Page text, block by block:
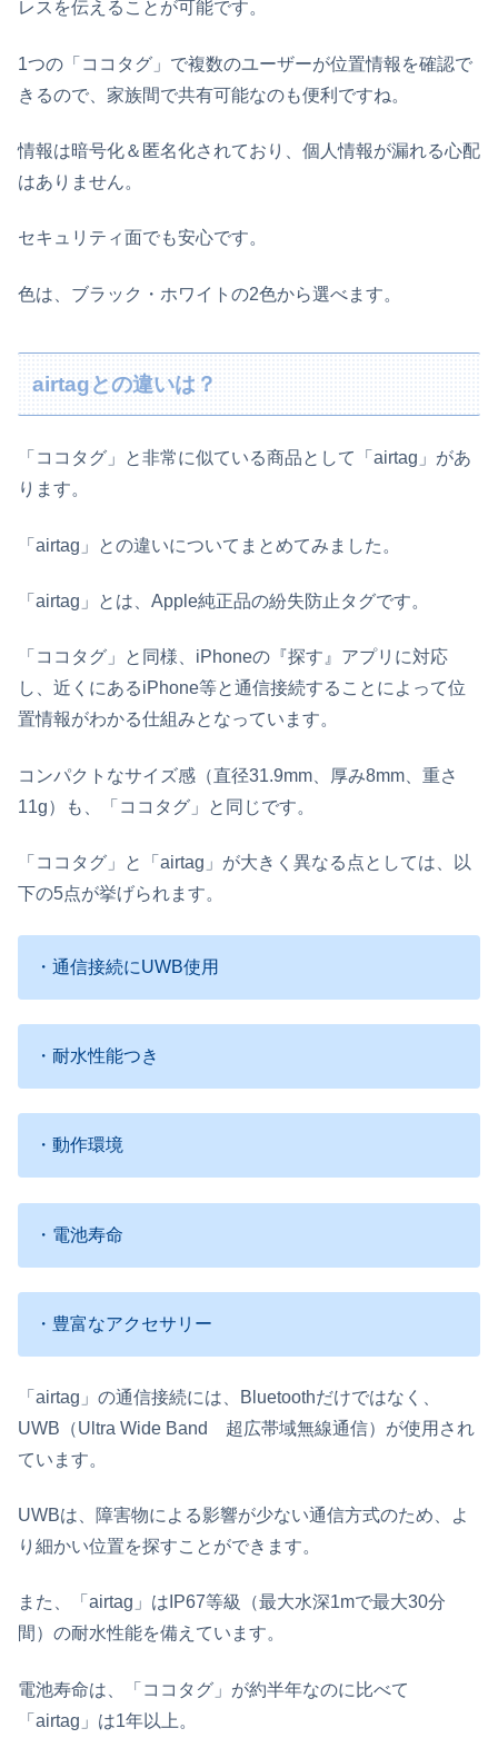
レスを伝えることが可能です。
1つの「ココタグ」で複数のユーザーが位置情報を確認で
きるので、家族間で共有可能なのも便利ですね。
情報は暗号化＆匿名化されており、個人情報が漏れる心配
はありません。
セキュリティ面でも安心です。
色は、ブラック・ホワイトの2色から選べます。
airtagとの違いは？
「ココタグ」と非常に似ている商品として「airtag」があ
ります。
「airtag」との違いについてまとめてみました。
「airtag」とは、Apple純正品の紛失防止タグです。
「ココタグ」と同様、iPhoneの『探す』アプリに対応
し、近くにあるiPhone等と通信接続することによって位
置情報がわかる仕組みとなっています。
コンパクトなサイズ感（直径31.9mm、厚み8mm、重さ
11g）も、「ココタグ」と同じです。
「ココタグ」と「airtag」が大きく異なる点としては、以
下の5点が挙げられます。
・通信接続にUWB使用
・耐水性能つき
・動作環境
・電池寿命
・豊富なアクセサリー
「airtag」の通信接続には、Bluetoothだけではなく、
UWB（Ultra Wide Band 超広帯域無線通信）が使用され
ています。
UWBは、障害物による影響が少ない通信方式のため、よ
り細かい位置を探すことができます。
また、「airtag」はIP67等級（最大水深1mで最大30分
間）の耐水性能を備えています。
電池寿命は、「ココタグ」が約半年なのに比べて
「airtag」は1年以上。